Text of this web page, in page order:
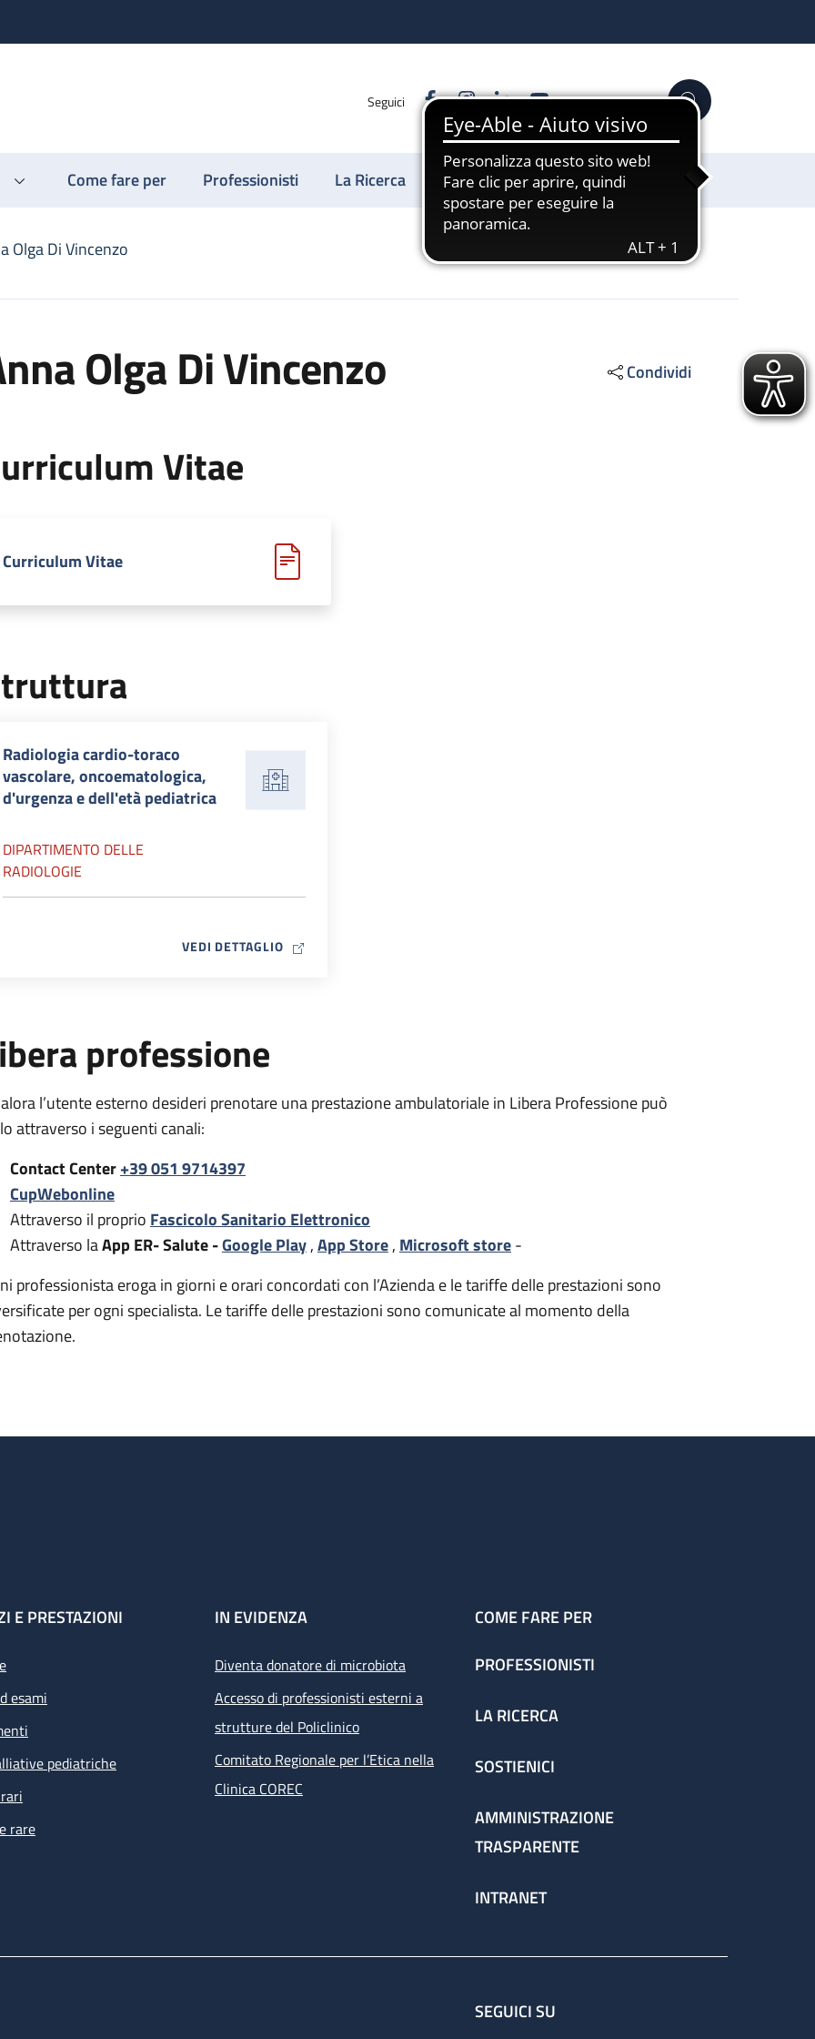
Seguici FacebookInstagram
LinkedinYouTube Cerca
Come fare per Professionisti La Ricerca Sostienici
Olga Di Vincenzo
Olga Di Vincenzo Condividi
Vitae
Curriculum Vitae
Radiologia cardio-toraco
vascolare, oncoematologica,
d'urgenza e dell'età pediatrica
DIPARTIMENTO DELLE
RADIOLOGIE
VEDI DETTAGLIOMAP ICON
professione
l’utente esterno desideri prenotare una prestazione ambulatoriale in Libera Professione può
attraverso i seguenti canali:
Contact Center+39 051 9714397
CupWebonline
Attraverso il proprio Fascicolo Sanitario Elettronico
Attraverso laApp ER- Salute -Google Play,App Store, Microsoft store-
professionista eroga in giorni e orari concordati con l’Azienda e le tariffe delle prestazioni sono
per ogni specialista. Le tariffe delle prestazioni sono comunicate al momento della
E PRESTAZIONI
esami
pediatriche
rare
IN EVIDENZA
Diventa donatore di microbiota
Accesso di professionisti esterni a
strutture del Policlinico
Comitato Regionale per l’Etica nella
Clinica COREC
COME FARE PER
PROFESSIONISTI
LA RICERCA
SOSTIENICI
AMMINISTRAZIONE
TRASPARENTE
INTRANET
SEGUICI SU